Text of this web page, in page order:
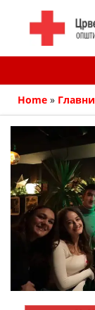
Home »